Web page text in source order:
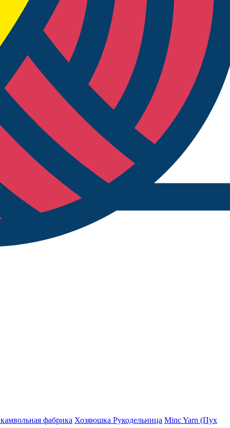
фабрика Хозяюшка Рукодельница Minc Yarn (Пух